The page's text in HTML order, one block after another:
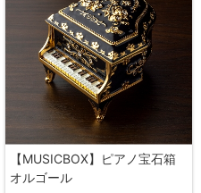
【MUSICBOX】ピアノ宝石箱
オルゴール